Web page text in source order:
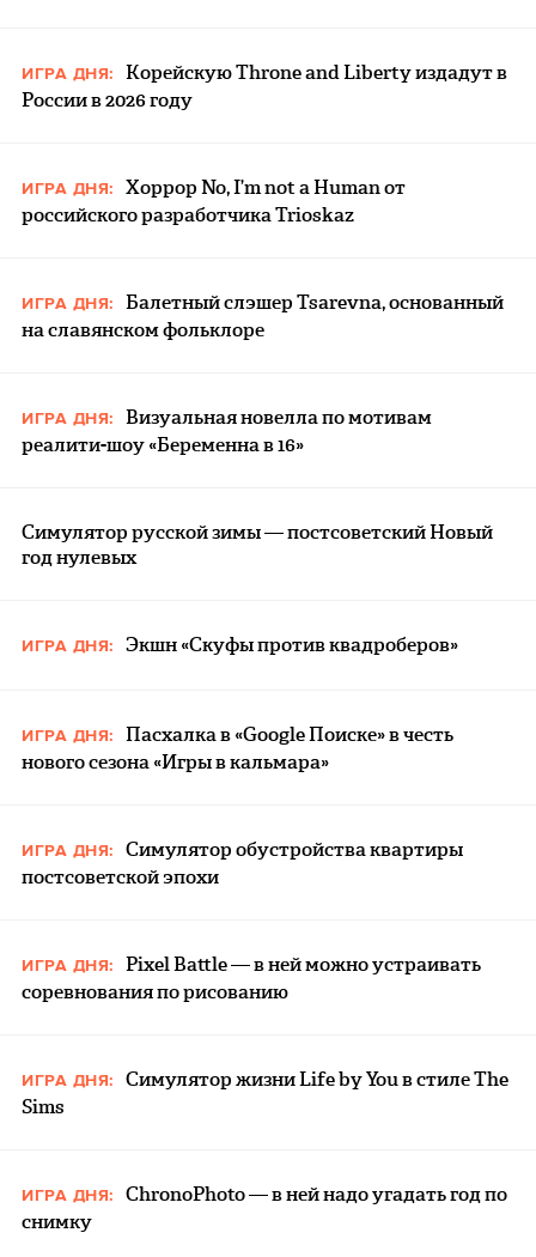
ИГРА ДНЯ:
Корейскую Throne and Liberty издадут в
России в 2026 году
ИГРА ДНЯ:
Хоррор No, I’m not a Human от
российского разработчика Trioskaz
ИГРА ДНЯ:
Балетный слэшер Tsarevna, основанный
на славянском фольклоре
ИГРА ДНЯ:
Визуальная новелла по мотивам
реалити-шоу «Беременна в 16»
Симулятор русской зимы — постсоветский Новый
год нулевых
ИГРА ДНЯ: Экшн «Скуфы против квадроберов»
ИГРА ДНЯ:
Пасхалка в «Google Поиске» в честь
нового сезона «Игры в кальмара»
ИГРА ДНЯ:
Симулятор обустройства квартиры
постсоветской эпохи
ИГРА ДНЯ:
Pixel Battle — в ней можно устраивать
соревнования по рисованию
ИГРА ДНЯ:
Симулятор жизни Life by You в стиле The
Sims
ИГРА ДНЯ:
ChronoPhoto — в ней надо угадать год по
снимку